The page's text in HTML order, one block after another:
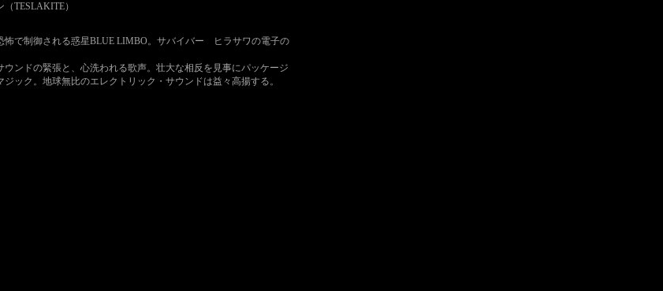
TESLAKITE）
怖で制御される惑星BLUE LIMBO。サバイバー ヒラサワの電子の
ウンドの緊張と、心洗われる歌声。壮大な相反を見事にパッケージ
ジック。地球無比のエレクトリック・サウンドは益々高揚する。